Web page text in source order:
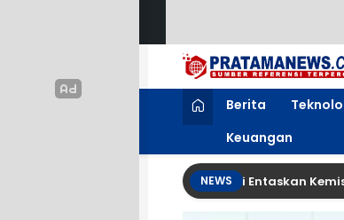
PratamaNews.com
Sumber Referensi
Berita
Keuangan
NEWS
Ajak Seluruh OPD Bersinergi Entaskan Kemiskinan